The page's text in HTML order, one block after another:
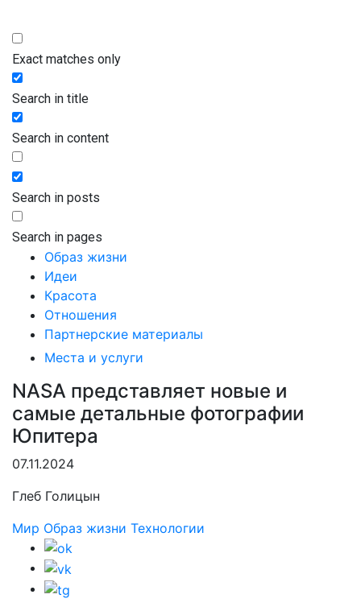
Exact matches only
Search in title
Search in content
Search in posts
Search in pages
Образ жизни
Идеи
Красота
Отношения
Партнерские материалы
Места и услуги
NASA представляет новые и
самые детальные фотографии
Юпитера
07.11.2024
Глеб Голицын
Мир Образ жизни Технологии